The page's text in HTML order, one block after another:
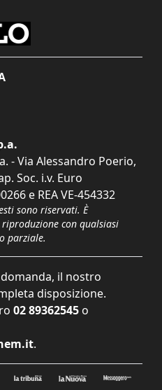
- Via Alessandro Poerio,
Soc. i.v. Euro
e REA VE-454332
sono riservati. È
con qualsiasi
parziale.
il nostro
disposizione.
02 89362545 o
.